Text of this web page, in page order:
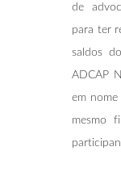
de
para ter
saldos
ADCAP
em
mesmo